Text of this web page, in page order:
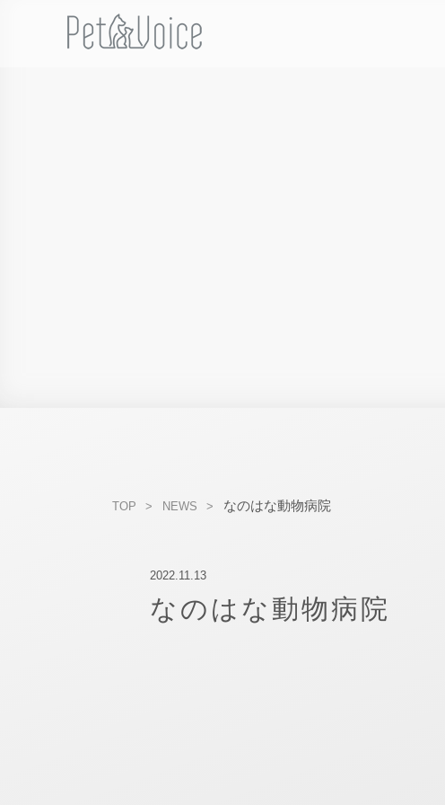
TOP NEWS なのはな動物病院
2022.11.13
なのはな動物病院